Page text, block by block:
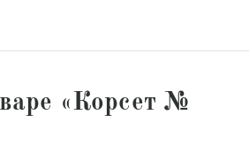
«Корсет №